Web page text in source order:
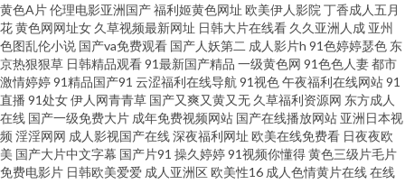
导航 肏屄韩影院 黄色网子 欧洲性爱网 无码午夜影院 91大香蕉cn 超碰97干操
国产在线网站 美女91视频网站 操逼问址 激情四虎 欧洲精品自线 天天拍液夜
拍 51草草草 www99艹 国产少妇高潮 蜜桃视频在线观看 三级AV网站 伊人99
大香蕉 操逼rj 黄色福利导航 欧美性色网 午夜精品影院 麻豆黄色一色片 欧美
黄色A片伦理电影亚洲国产福利姬黄色网址 欧美伊人影院 丁香成人五月
花黄色网网址女 久草视频最新网址 日韩大片在线看 久久亚洲人成 亚州
色图乱伦小说 国产va免费观看 国产人妖第二 成人影片h 91色婷婷瑟色 东
京热狠狠草 日韩精品观看91最新国产精品 一级黄色网 91色色人妻都市
激情婷婷91精品国产91 云涩福利在线导航 91视色午夜福利在线网站91
直播 91处女伊人网青青草 国产又爽又黄又无 久草福利资源网 东方成人
在线 国产一级免费大片 成年免费视频网站 国产在线播放网站 亚洲日本视
频 淫淫网网 成人影视国产在线深夜福利网址 欧美在线免费看 日夜夜欧
美 国产大片中文字幕 国产片91 操久婷婷91视频你懂得黄色三级片毛片
免费电影片 日韩欧美爱爱 成人亚洲区欧美性16 成人色情黄片在线在线